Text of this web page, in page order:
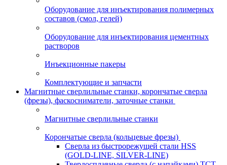
Оборудование для инъектирования полимерных
составов (смол, гелей)
Оборудование для инъектирования цементных
растворов
Инъекционные пакеры
Комплектующие и запчасти
Магнитные сверлильные станки, корончатые сверла
(фрезы), фаскосниматели, заточные станки
Магнитные сверлильные станки
Корончатые сверла (кольцевые фрезы)
Сверла из быстрорежущей стали HSS
(GOLD-LINE, SILVER-LINE)